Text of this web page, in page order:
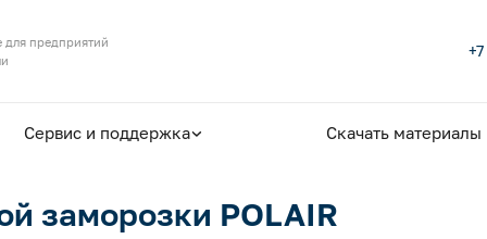
предприятий
Сервис и поддержка Скачать материалы
заморозки POLAIR